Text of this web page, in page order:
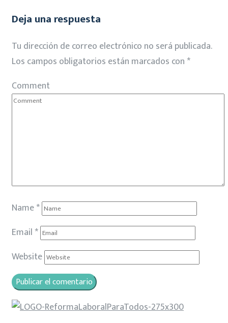
Deja una respuesta
Tu dirección de correo electrónico no será publicada.
Los campos obligatorios están marcados con *
Comment
Name*
Email *
Website